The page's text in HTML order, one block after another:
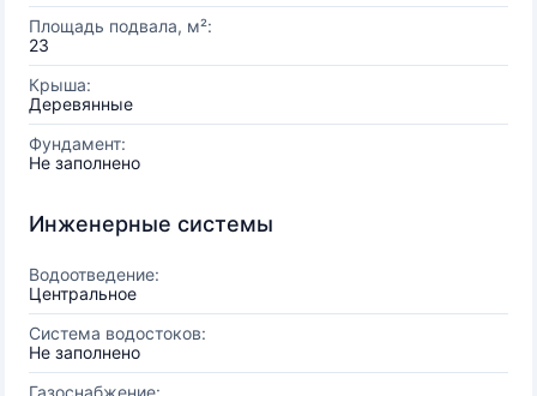
Площадь подвала, м²:
23
Крыша:
Деревянные
Фундамент:
Не заполнено
Инженерные системы
Водоотведение:
Центральное
Система водостоков:
Не заполнено
Газоснабжение: